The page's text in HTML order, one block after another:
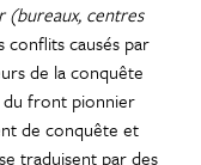
(bureaux, centres
conflits causés par
de la conquête
du front pionnier
de conquête et
traduisent par des